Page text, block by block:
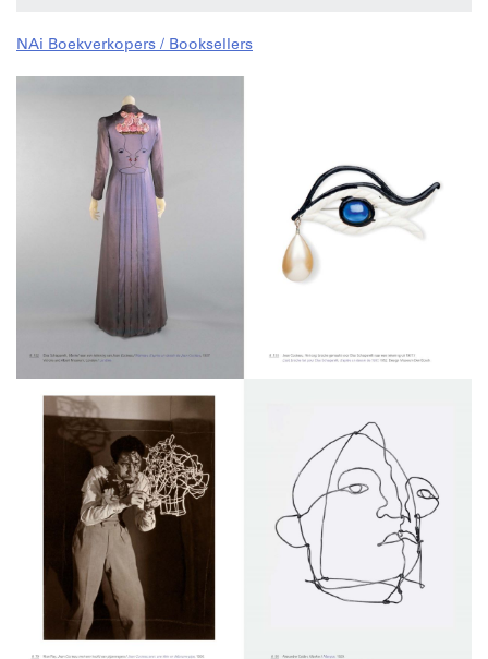
NAi Boekverkopers / Booksellers